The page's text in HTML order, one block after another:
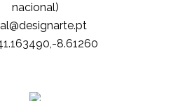
nacional)
8.61260